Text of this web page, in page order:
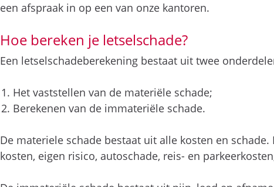
een afspraak in op een van onze kantoren.
Hoe bereken je letselschade?
Een letselschadeberekening bestaat uit twee
Het vaststellen van de materiële schade;
Berekenen van de immateriële schade.
De materiele schade bestaat uit alle kosten en
kosten, eigen risico, autoschade, reis- en